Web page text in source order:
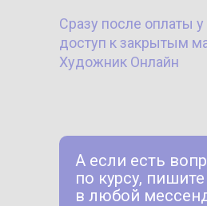
Сразу после оплаты у
доступ к закрытым
Художник Онлайн
А если есть
по курсу,
в любой